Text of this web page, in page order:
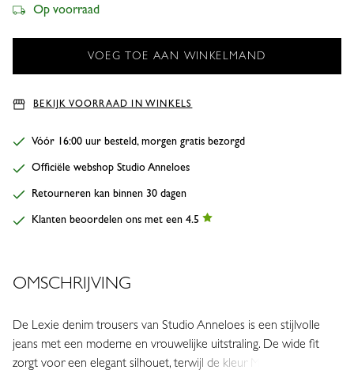
Op voorraad
BEKIJK VOORRAAD IN WINKELS
Vóór 16:00 uur besteld, morgen gratis bezorgd
Officiële webshop Studio Anneloes
Retourneren kan binnen 30 dagen
Klanten beoordelen ons met een 4.5
OMSCHRIJVING
De Lexie denim trousers van Studio Anneloes is een stijlvolle
jeans met een moderne en vrouwelijke uitstraling. De wide fit
zorgt voor een elegant silhouet, terwijl de kleur Mid Jeans